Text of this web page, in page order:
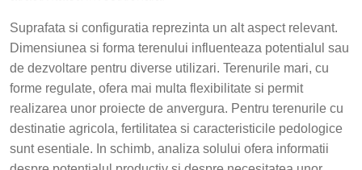
Suprafata si configuratia reprezinta un alt aspect relevant.
Dimensiunea si forma terenului influenteaza potentialul sau
de dezvoltare pentru diverse utilizari. Terenurile mari, cu
forme regulate, ofera mai multa flexibilitate si permit
realizarea unor proiecte de anvergura. Pentru terenurile cu
destinatie agricola, fertilitatea si caracteristicile pedologice
sunt esentiale. In schimb, analiza solului ofera informatii